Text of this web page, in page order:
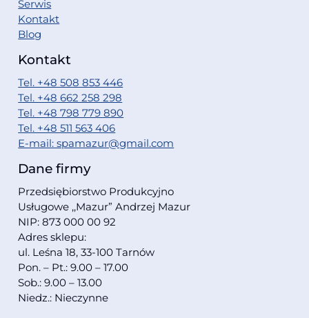
Serwis
Kontakt
Blog
Kontakt
Tel. +48 508 853 446
Tel. +48 662 258 298
Tel. +48 798 779 890
Tel. +48 511 563 406
E-mail: spamazur@gmail.com
Dane firmy
Przedsiębiorstwo Produkcyjno
Usługowe ,,Mazur” Andrzej Mazur
NIP: 873 000 00 92
Adres sklepu:
ul. Leśna 18, 33-100 Tarnów
Pon. – Pt.: 9.00 – 17.00
Sob.: 9.00 – 13.00
Niedz.: Nieczynne